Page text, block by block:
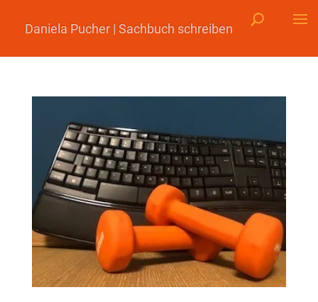
Daniela Pucher | Sachbuch schreiben